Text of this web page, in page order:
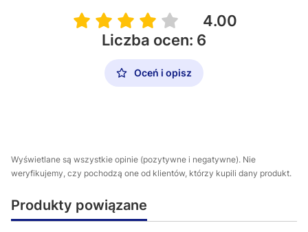
4.00
Liczba ocen: 6
Oceń i opisz
Wyświetlane są wszystkie opinie (pozytywne i negatywne). Nie
weryfikujemy, czy pochodzą one od klientów, którzy kupili dany produkt.
Produkty powiązane